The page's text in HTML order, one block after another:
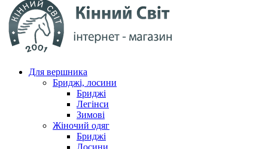
Для вершника
Бриджі, лосини
Бриджі
Легінси
Зимові
Жіночий одяг
Бриджі
Лосини